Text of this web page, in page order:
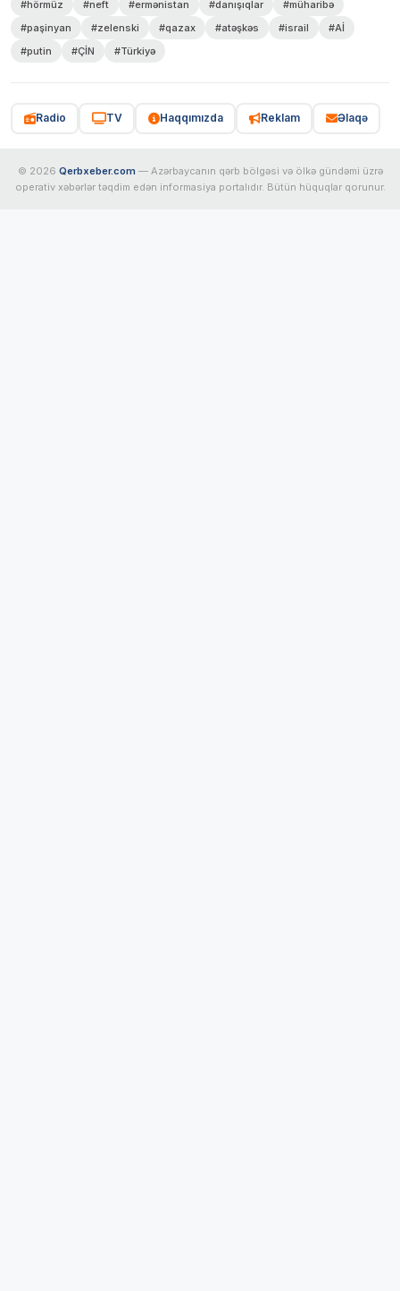
#hörmüz #neft #ermənistan #danışıqlar
#müharibə
#paşinyan
#zelenski #qazax #atəşkəs #israil
#Aİ
#putin
#ÇİN #Türkiyə
Radio TV Haqqımızda Reklam Əlaqə
© 2026 Qerbxeber.com — Azərbaycanın qərb bölgəsi və ölkə gündəmi üzrə
operativ xəbərlər təqdim edən informasiya portalıdır. Bütün hüquqlar qorunur.